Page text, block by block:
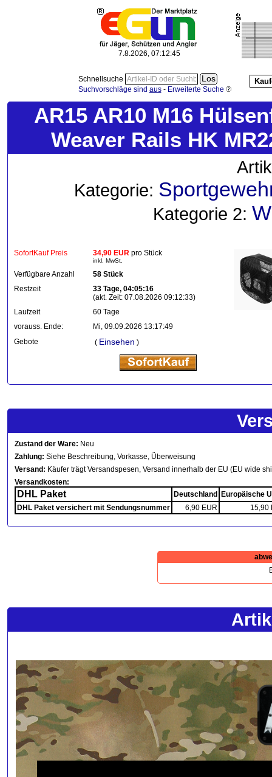
7.8.2026, 07:12:47
Schnellsuche
Suchvorschläge sind aus- Erweiterte Suche
AR15 AR10 M16
Weaver Rails HK
Kategorie:
Kategorie 2:
SofortKauf Preis 34,90 EUR pro Stück
inkl. MwSt.
Verfügbare Anzahl
58 Stück
Restzeit
33 Tage, 04:05:16
(akt. Zeit: 07.08.2026 09:12:33)
Laufzeit
60 Tage
vorauss. Ende:
Mi, 09.09.2026 13:17:49
Gebote
( Einsehen )
Zustand der Ware: Neu
Zahlung: Siehe Beschreibung, Vorkasse, Überweisung
Versand: Käufer trägt Versandspesen, Versand innerhalb der EU (EU wide
Versandkosten:
DHL Paket Deutschland
Europäische
DHL Paket versichert mit Sendungsnummer
6,90 EUR 15,90